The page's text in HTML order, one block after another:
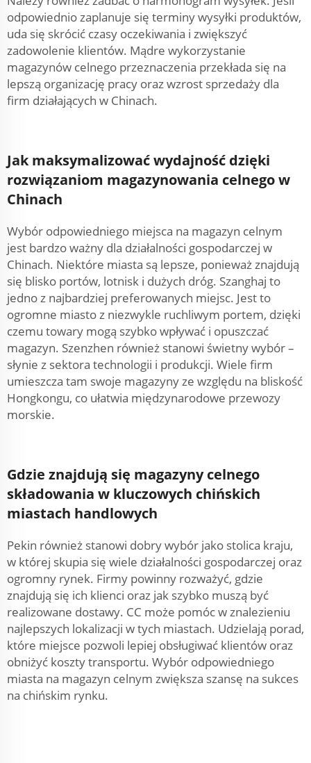
odpowiednio zaplanuje się terminy wysyłki produktów,
uda się skrócić czasy oczekiwania i zwiększyć
zadowolenie klientów. Mądre wykorzystanie
magazynów celnego przeznaczenia przekłada się na
lepszą organizację pracy oraz wzrost sprzedaży dla
firm działających w Chinach.
Jak maksymalizować wydajność dzięki
rozwiązaniom magazynowania celnego w
Chinach
Wybór odpowiedniego miejsca na magazyn celnym
jest bardzo ważny dla działalności gospodarczej w
Chinach. Niektóre miasta są lepsze, ponieważ znajdują
się blisko portów, lotnisk i dużych dróg. Szanghaj to
jedno z najbardziej preferowanych miejsc. Jest to
ogromne miasto z niezwykle ruchliwym portem, dzięki
czemu towary mogą szybko wpływać i opuszczać
magazyn. Szenzhen również stanowi świetny wybór –
słynie z sektora technologii i produkcji. Wiele firm
umieszcza tam swoje magazyny ze względu na bliskość
Hongkongu, co ułatwia międzynarodowe przewozy
morskie.
Gdzie znajdują się magazyny celnego
składowania w kluczowych chińskich
miastach handlowych
Pekin również stanowi dobry wybór jako stolica kraju,
w której skupia się wiele działalności gospodarczej oraz
ogromny rynek. Firmy powinny rozważyć, gdzie
znajdują się ich klienci oraz jak szybko muszą być
realizowane dostawy. CC może pomóc w znalezieniu
najlepszych lokalizacji w tych miastach. Udzielają porad,
które miejsce pozwoli lepiej obsługiwać klientów oraz
obniżyć koszty transportu. Wybór odpowiedniego
miasta na magazyn celnym zwiększa szansę na sukces
na chińskim rynku.